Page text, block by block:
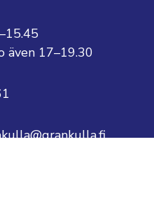
även 17–19.30